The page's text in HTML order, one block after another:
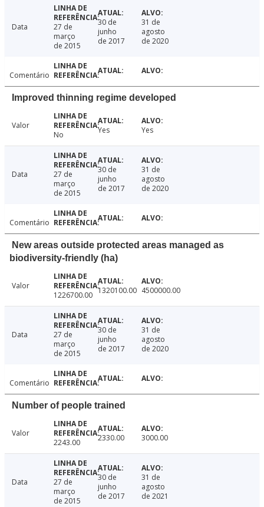
Data
27 de
março
de 2015
30 de
junho
de 2017
31 de
agosto
de 2020
Comentário
Improved thinning regime developed
Valor
No
Yes Yes
Data
27 de
março
de 2015
30 de
junho
de 2017
31 de
agosto
de 2020
Comentário
New areas outside protected areas managed as
biodiversity-friendly (ha)
Valor
1226700.00 1320100.00 4500000.00
Data
27 de
março
de 2015
30 de
junho
de 2017
31 de
agosto
de 2020
Comentário
Number of people trained
Valor
2243.00
2330.00 3000.00
Data
27 de
março
de 2015
30 de
junho
de 2017
31 de
agosto
de 2021